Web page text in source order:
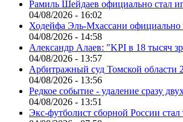
Рамиль Шейдаев официально стал
04/08/2026 - 16:02
Ходейфа Эль-Мхассани
04/08/2026 - 14:58
Александр Алаев: "KPI в 18 тысяч
04/08/2026 - 13:57
Арбитражный суд Томской области
04/08/2026 - 13:56
Редкое событие - удаление сразу
04/08/2026 - 13:51
Экс-футболист сборной России